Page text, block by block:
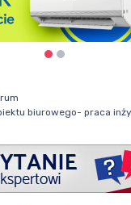
biurowego- praca